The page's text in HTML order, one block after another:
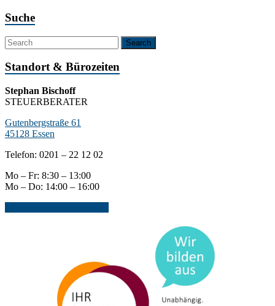
Suche
Standort & Bürozeiten
Stephan Bischoff
STEUERBERATER
Gutenbergstraße 61
45128 Essen
Telefon: 0201 – 22 12 02
Mo – Fr: 8:30 – 13:00
Mo – Do: 14:00 – 16:00